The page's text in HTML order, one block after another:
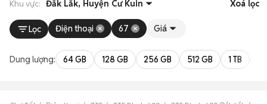
Khu vực: Đắk Lắk, Huyện Cư Kuin Xoá lọc
Lọc Điện thoại 67 Giá
Dung lượng: 64 GB 128 GB 256 GB 512 GB 1 TB